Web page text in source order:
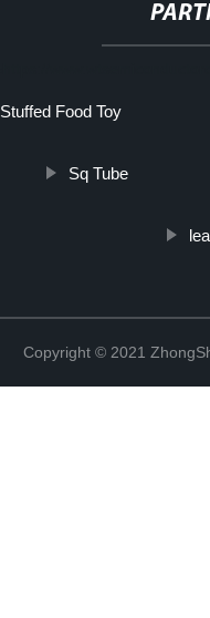
Stuffed Food Toy
Sq Tube
Copyright © 2021